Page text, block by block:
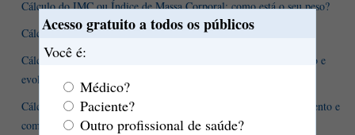
Acesso gratuito a todos os públicos
Você é:
Médico?
Paciente?
Outro profissional de saúde?
Cálculo do IMC ou Índice de Massa Corporal: como está o seu peso?
Cálculo renal. Saiba mais.
Cálculo renal: definição, causas, sintomas, diagnóstico, tratamento e
evolução
Cálculos biliares: definição, causas, sintomas, diagnóstico, tratamento e
complicações